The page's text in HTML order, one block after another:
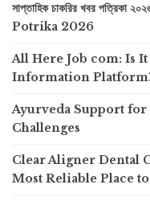
সাপ্তাহিক চাকরির খবর
Potrika 2026
All Here Job com: Is It
Information
Ayurveda Support
Challenges
Clear Aligner Dental
Most Reliable Place to